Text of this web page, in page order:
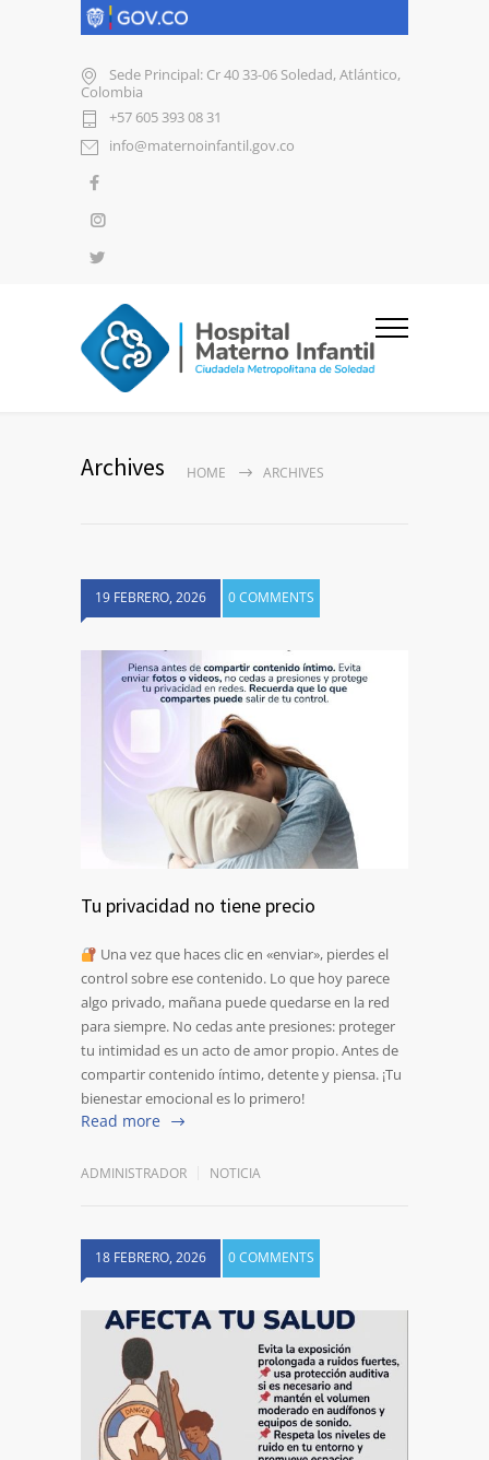
Sede Principal: Cr 40 33-06 Soledad, Atlántico,
Colombia
+57 605 393 08 31
info@maternoinfantil.gov.co
Archives HOME ARCHIVES
19 FEBRERO, 2026 0 COMMENTS
Tu privacidad no tiene precio
Una vez que haces clic en «enviar», pierdes el
control sobre ese contenido. Lo que hoy parece
algo privado, mañana puede quedarse en la red
para siempre. No cedas ante presiones: proteger
tu intimidad es un acto de amor propio. Antes de
compartir contenido íntimo, detente y piensa. ¡Tu
bienestar emocional es lo primero!
Read more
ADMINISTRADOR NOTICIA
18 FEBRERO, 2026 0 COMMENTS